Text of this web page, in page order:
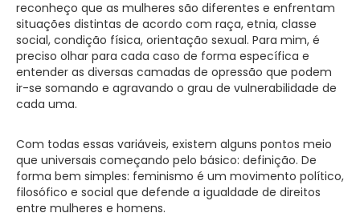
reconheço que as mulheres são diferentes e enfrentam
situações distintas de acordo com raça, etnia, classe
social, condição física, orientação sexual. Para mim, é
preciso olhar para cada caso de forma específica e
entender as diversas camadas de opressão que podem
ir-se somando e agravando o grau de vulnerabilidade de
cada uma.
Com todas essas variáveis, existem alguns pontos meio
que universais começando pelo básico: definição. De
forma bem simples: feminismo é um movimento político,
filosófico e social que defende a igualdade de direitos
entre mulheres e homens.